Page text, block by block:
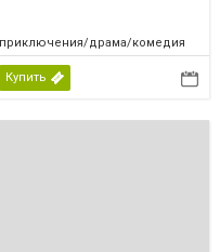
приключения/драма/комедия
Купить